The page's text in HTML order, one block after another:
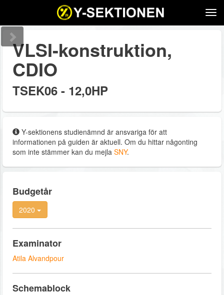
VLSI-konstruktion,
CDIO
TSEK06 - 12,0HP
Y-sektionens studienämnd är ansvariga för att
informationen på guiden är aktuell. Om du hittar någonting
som inte stämmer kan du mejla SNY.
Budgetår
2020
Examinator
Atila Alvandpour
Schemablock